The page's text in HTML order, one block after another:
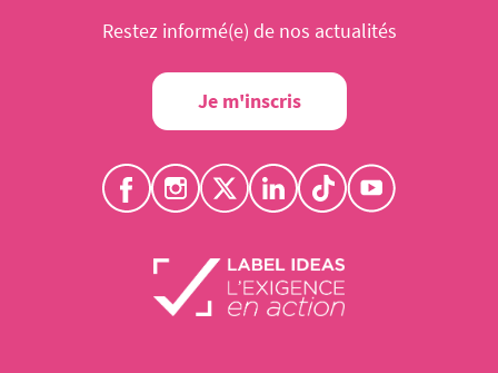
Restez informé(e) de nos actualités
Je m'inscris